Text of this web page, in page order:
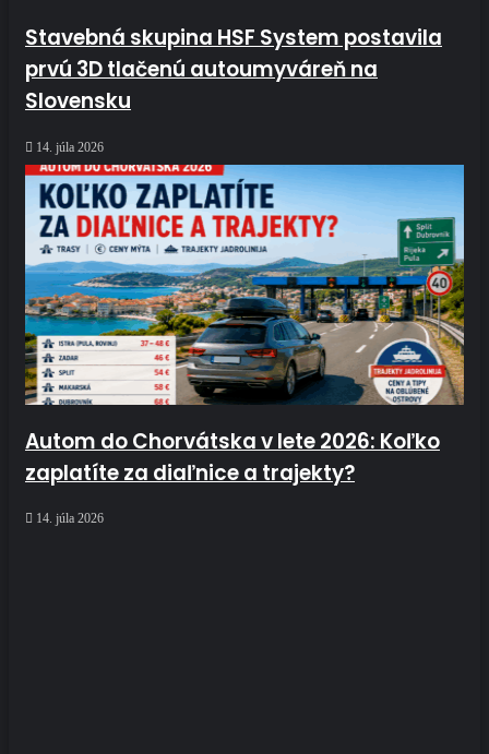
Stavebná skupina HSF System postavila
prvú 3D tlačenú autoumyváreň na
Slovensku
14. júla 2026
Autom do Chorvátska v lete 2026: Koľko
zaplatíte za diaľnice a trajekty?
14. júla 2026